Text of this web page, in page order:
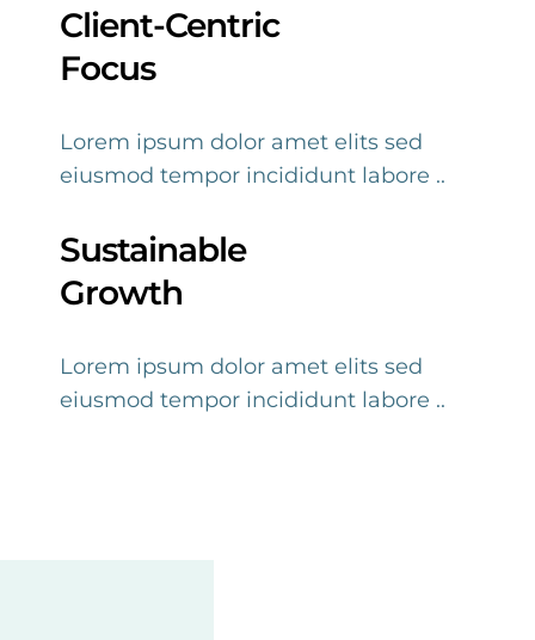
Client-Centric
Focus
Lorem ipsum dolor amet elits sed
eiusmod tempor incididunt labore ..
Sustainable
Growth
Lorem ipsum dolor amet elits sed
eiusmod tempor incididunt labore ..